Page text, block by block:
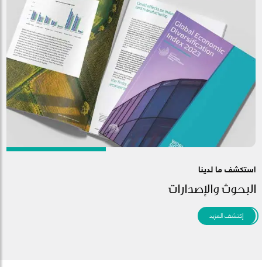
استكشف ما لدينا
البحوث والإصدارات
إكتشف المزيد